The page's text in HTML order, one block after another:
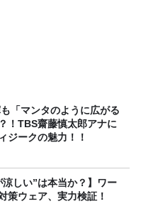
「マンタのように広がる
！TBS齋藤慎太郎アナに
ジークの魅力！！
涼しい”は本当か？】ワー
策ウェア、実力検証！